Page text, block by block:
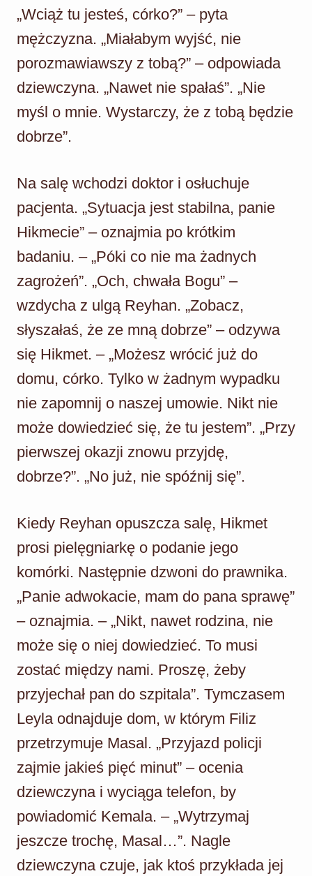
„Wciąż tu jesteś, córko?” – pyta
mężczyzna. „Miałabym wyjść, nie
porozmawiawszy z tobą?” – odpowiada
dziewczyna. „Nawet nie spałaś”. „Nie
myśl o mnie. Wystarczy, że z tobą będzie
dobrze”.
Na salę wchodzi doktor i osłuchuje
pacjenta. „Sytuacja jest stabilna, panie
Hikmecie” – oznajmia po krótkim
badaniu. – „Póki co nie ma żadnych
zagrożeń”. „Och, chwała Bogu” –
wzdycha z ulgą Reyhan. „Zobacz,
słyszałaś, że ze mną dobrze” – odzywa
się Hikmet. – „Możesz wrócić już do
domu, córko. Tylko w żadnym wypadku
nie zapomnij o naszej umowie. Nikt nie
może dowiedzieć się, że tu jestem”. „Przy
pierwszej okazji znowu przyjdę,
dobrze?”. „No już, nie spóźnij się”.
Kiedy Reyhan opuszcza salę, Hikmet
prosi pielęgniarkę o podanie jego
komórki. Następnie dzwoni do prawnika.
„Panie adwokacie, mam do pana sprawę”
– oznajmia. – „Nikt, nawet rodzina, nie
może się o niej dowiedzieć. To musi
zostać między nami. Proszę, żeby
przyjechał pan do szpitala”. Tymczasem
Leyla odnajduje dom, w którym Filiz
przetrzymuje Masal. „Przyjazd policji
zajmie jakieś pięć minut” – ocenia
dziewczyna i wyciąga telefon, by
powiadomić Kemala. – „Wytrzymaj
jeszcze trochę, Masal…”. Nagle
dziewczyna czuje, jak ktoś przykłada jej